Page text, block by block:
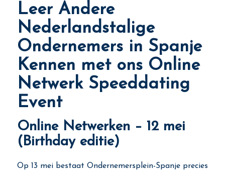
Leer Andere
Nederlandstalige
Ondernemers in Spanje
Kennen met ons Online
Netwerk Speeddating
Event
Online Netwerken – 12 mei
(Birthday editie)
Op 13 mei bestaat Ondernemersplein-Spanje precies